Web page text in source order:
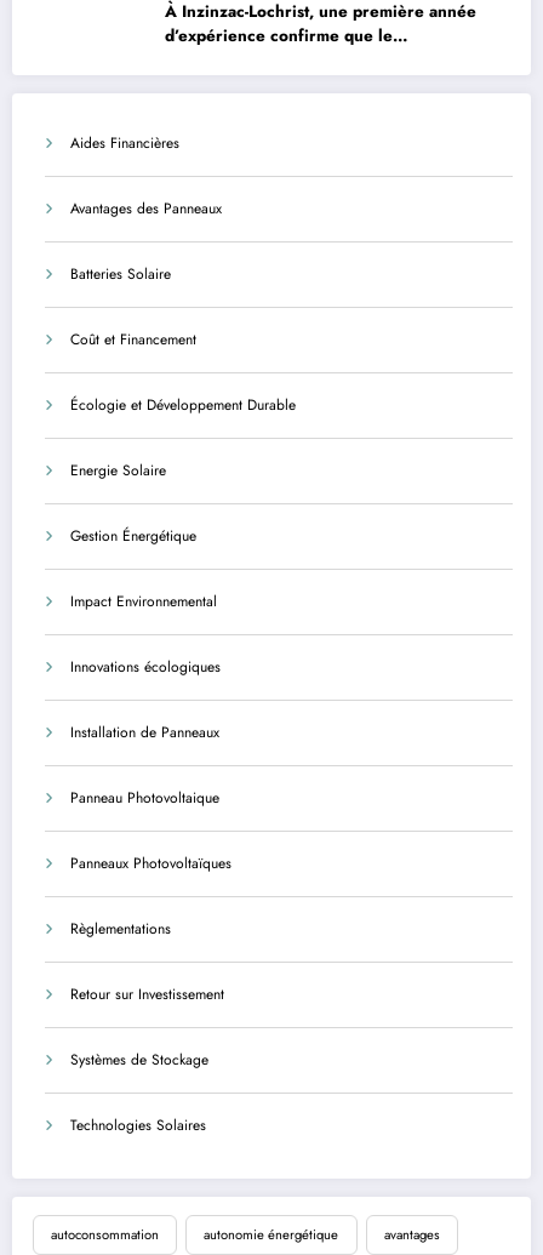
À Inzinzac-Lochrist, une première année
d’expérience confirme que le
Aides Financières
Avantages des Panneaux
Batteries Solaire
Coût et Financement
Écologie et Développement Durable
Energie Solaire
Gestion Énergétique
Impact Environnemental
Innovations écologiques
Installation de Panneaux
Panneau Photovoltaique
Panneaux Photovoltaïques
Règlementations
Retour sur Investissement
Systèmes de Stockage
Technologies Solaires
autoconsommation autonomie énergétique avantages